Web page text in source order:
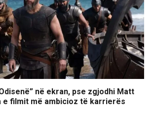
në ekran, pse zgjodhi Matt
e filmit më ambicioz të karrierës